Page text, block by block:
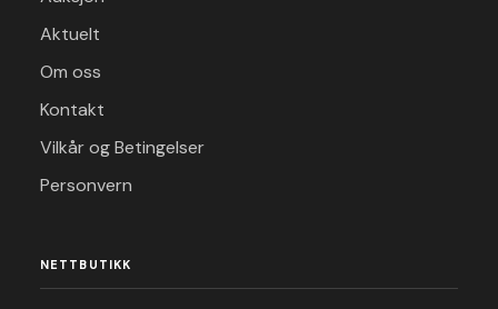
Aktuelt
Om oss
Kontakt
Vilkår og Betingelser
Personvern
NETTBUTIKK